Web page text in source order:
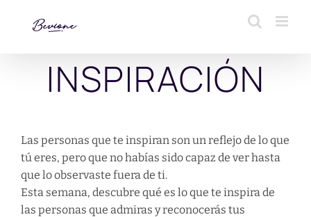
INSPIRACIÓN
Las personas que te inspiran son un reflejo de lo que
tú eres, pero que no habías sido capaz de ver hasta
que lo observaste fuera de ti.
Esta semana, descubre qué es lo que te inspira de
las personas que admiras y reconocerás tus